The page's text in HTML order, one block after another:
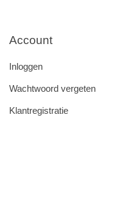
Account
Inloggen
Wachtwoord vergeten
Klantregistratie